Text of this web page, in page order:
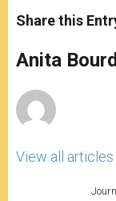
t
s
p
p
s
e
g
e
e
b
o
k
Share this
Anita
View all articles